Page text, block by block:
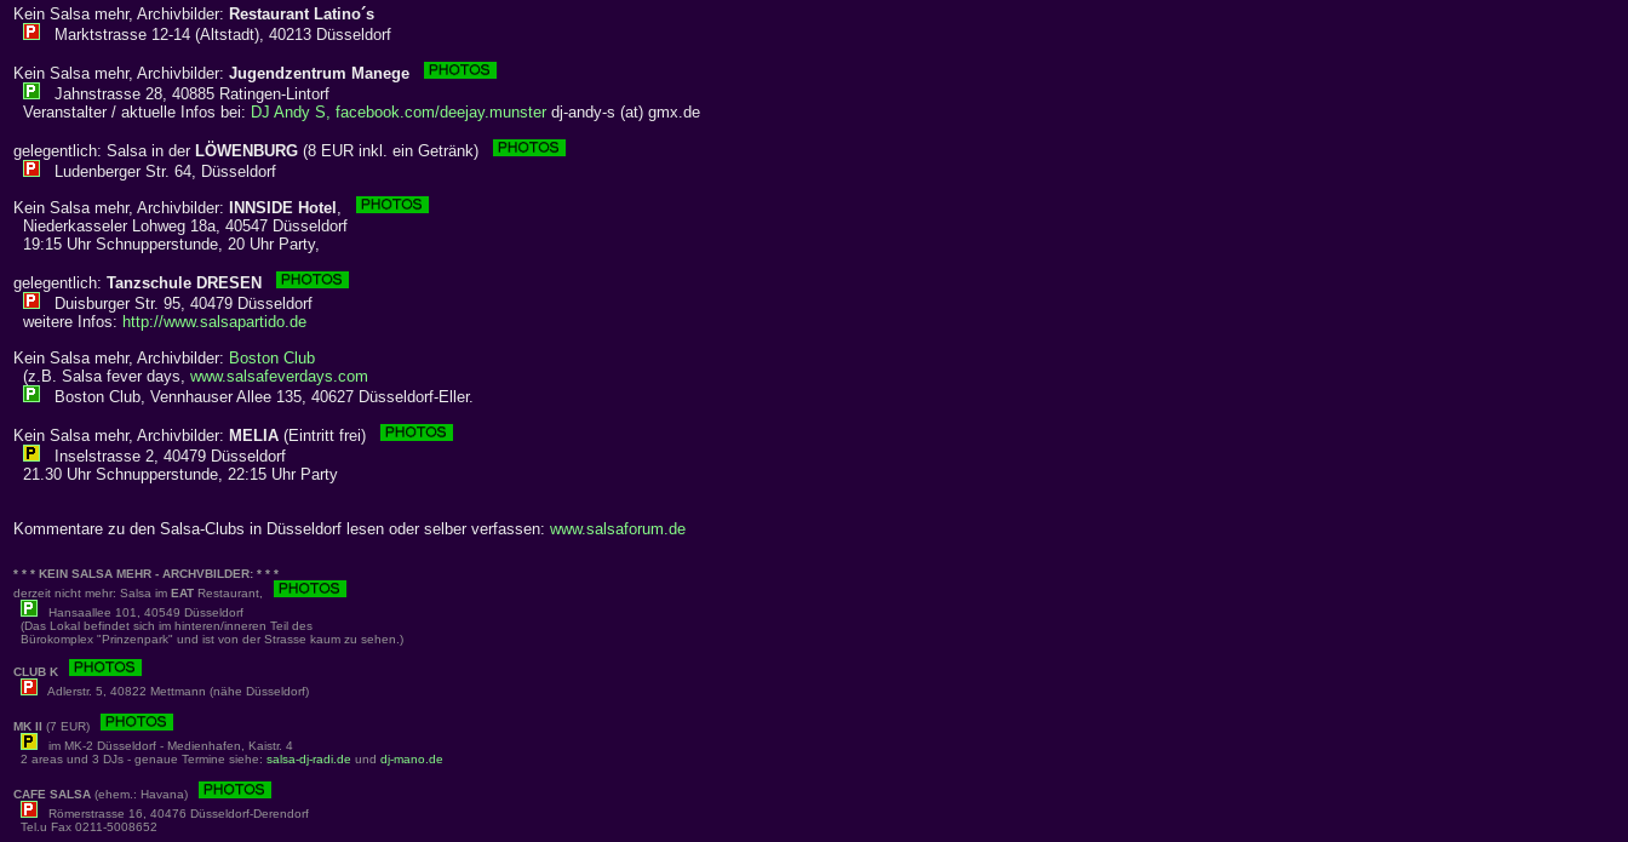
Kein Salsa mehr, Archivbilder: Restaurant Latino´s
Marktstrasse 12-14 (Altstadt), 40213 Düsseldorf
Kein Salsa mehr, Archivbilder: Jugendzentrum Manege
Jahnstrasse 28, 40885 Ratingen-Lintorf
Veranstalter / aktuelle Infos bei: DJ Andy S, facebook.com/deejay.munsterdj-andy-s (at) gmx.de
gelegentlich: Salsa in der LÖWENBURG (8 EUR inkl. ein Getränk)
Ludenberger Str. 64, Düsseldorf
Kein Salsa mehr, Archivbilder:
INNSIDE Hotel ,
Niederkasseler Lohweg 18a, 40547 Düsseldorf
19:15 Uhr Schnupperstunde, 20 Uhr Party,
gelegentlich: Tanzschule DRESEN
Duisburger Str. 95, 40479 Düsseldorf
weitere Infos: http://www.salsapartido.de
Kein Salsa mehr, Archivbilder: Boston Club
(z.B. Salsa fever days, www.salsafeverdays.com
Boston Club, Vennhauser Allee 135, 40627 Düsseldorf-Eller.
Kein Salsa mehr, Archivbilder: MELIA (Eintritt frei)
Inselstrasse 2, 40479 Düsseldorf
21.30 Uhr Schnupperstunde, 22:15 Uhr Party
Kommentare zu den Salsa-Clubs in Düsseldorf lesen oder selber verfassen: www.salsaforum.de
* * * KEIN SALSA MEHR - ARCHVBILDER: * * *
derzeit nicht mehr: Salsa im EAT Restaurant,
Hansaallee 101, 40549 Düsseldorf
(Das Lokal befindet sich im hinteren/inneren Teil des
Bürokomplex "Prinzenpark" und ist von der Strasse kaum zu sehen.)
CLUB K
Adlerstr. 5, 40822 Mettmann (nähe Düsseldorf)
MK II (7 EUR)
im MK-2 Düsseldorf - Medienhafen, Kaistr. 4
2 areas und 3 DJs - genaue Termine siehe: salsa-dj-radi.de und dj-mano.de
CAFE SALSA (ehem.: Havana)
Römerstrasse 16, 40476 Düsseldorf-Derendorf
Tel.u Fax 0211-5008652